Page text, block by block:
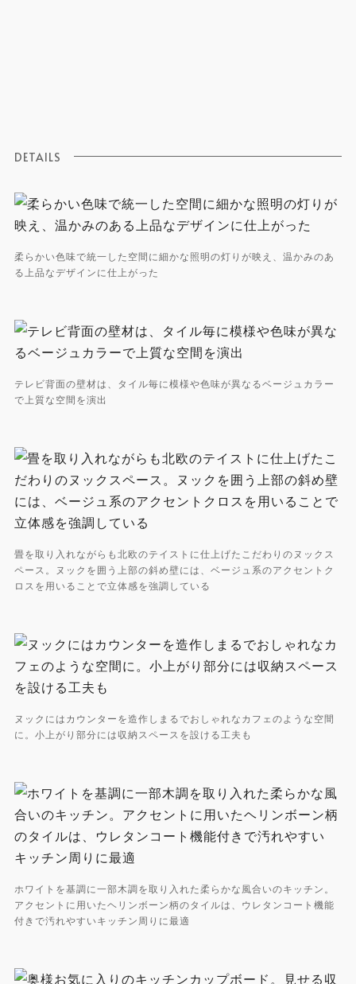
DETAILS
柔らかい色味で統一した空間に細かな照明の灯りが映え、温かみのあ
る上品なデザインに仕上がった
テレビ背面の壁材は、タイル毎に模様や色味が異なるベージュカラー
で上質な空間を演出
畳を取り入れながらも北欧のテイストに仕上げたこだわりのヌックス
ペース。ヌックを囲う上部の斜め壁には、ベージュ系のアクセントク
ロスを用いることで立体感を強調している
ヌックにはカウンターを造作しまるでおしゃれなカフェのような空間
に。小上がり部分には収納スペースを設ける工夫も
ホワイトを基調に一部木調を取り入れた柔らかな風合いのキッチン。
アクセントに用いたヘリンボーン柄のタイルは、ウレタンコート機能
付きで汚れやすいキッチン周りに最適